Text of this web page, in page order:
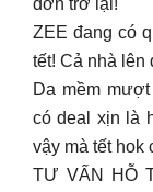
ZEE đang có
tết! Cả nhà
Da mềm
có deal xịn là
vậy mà tết hok
TƯ VẤN HỖ